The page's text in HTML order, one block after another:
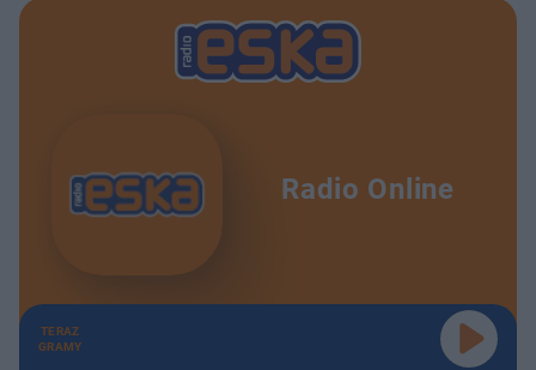
Radio Online
TERAZ
GRAMY